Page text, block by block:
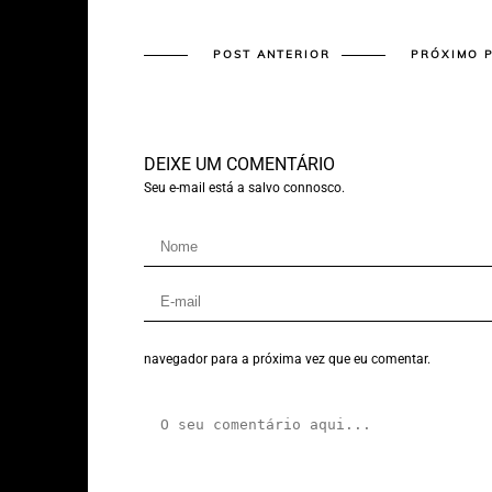
POST ANTERIOR PRÓXIMO
DEIXE UM COMENTÁRIO
Seu e-mail está a salvo connosco.
navegador para a próxima vez que eu comentar.